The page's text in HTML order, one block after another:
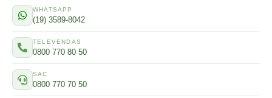
WHATSAPP
(19) 3589-8042
TELEVENDAS
0800 770 80 50
SAC
0800 770 70 50